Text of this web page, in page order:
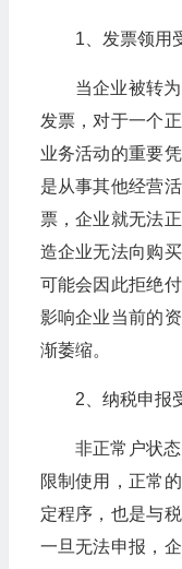
1、发票领用
当企业被转
发票，对于一个
业务活动的重要
是从事其他经营
票，企业就无法
造企业无法向购
可能会因此拒绝
影响企业当前的
渐萎缩。
2、纳税申报
非正常户状
限制使用，正常
定程序，也是与
一旦无法申报，